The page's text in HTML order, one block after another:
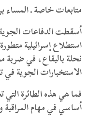
متابعات خاصة ـ المساء
أسقطت الدفاعات
نحلة بالبقاع، في
الاستخبارات الجوية في
فما هي هذه الطائرة
أساسي في مهام المراقبة